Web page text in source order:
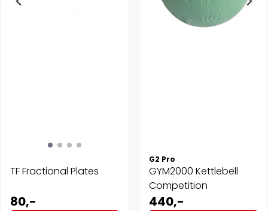
TF Fractional Plates
80,-
G2 Pro
GYM2000 Kettlebell
Competition
440,-